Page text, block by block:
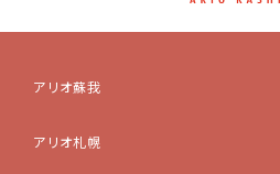
アリオ蘇我
アリオ札幌